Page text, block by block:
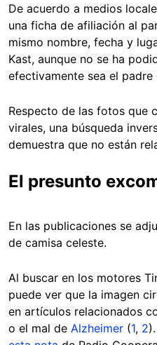
De acuerdo a medios
una ficha de afiliación al
mismo nombre, fecha y
Kast, aunque no se ha
efectivamente sea el
Respecto de las fotos que
virales, una búsqueda
demuestra que no están
El presunto
En las publicaciones se
de camisa celeste.
Al buscar en los motores
puede ver que la imagen
en artículos relacionados
o el mal de Alzheimer (1, 2